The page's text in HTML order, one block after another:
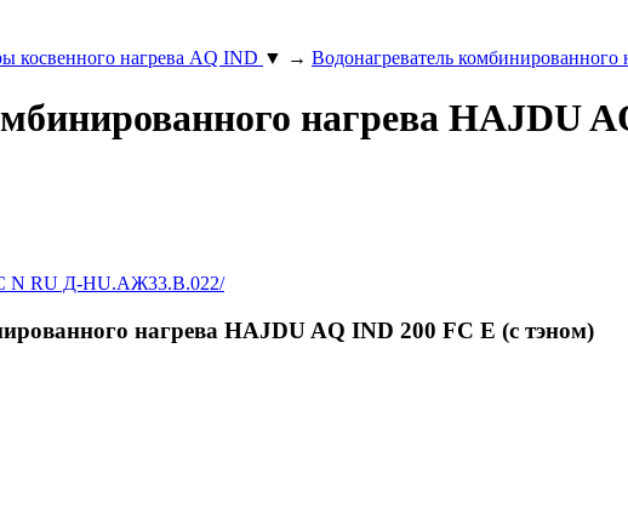
косвенного нагрева AQ IND ▼ → Водонагреватель
нагрева HAJDU
N RU Д-HU.АЖ33.В.022/
нагрева HAJDU AQ IND 200 FC E (c тэном)